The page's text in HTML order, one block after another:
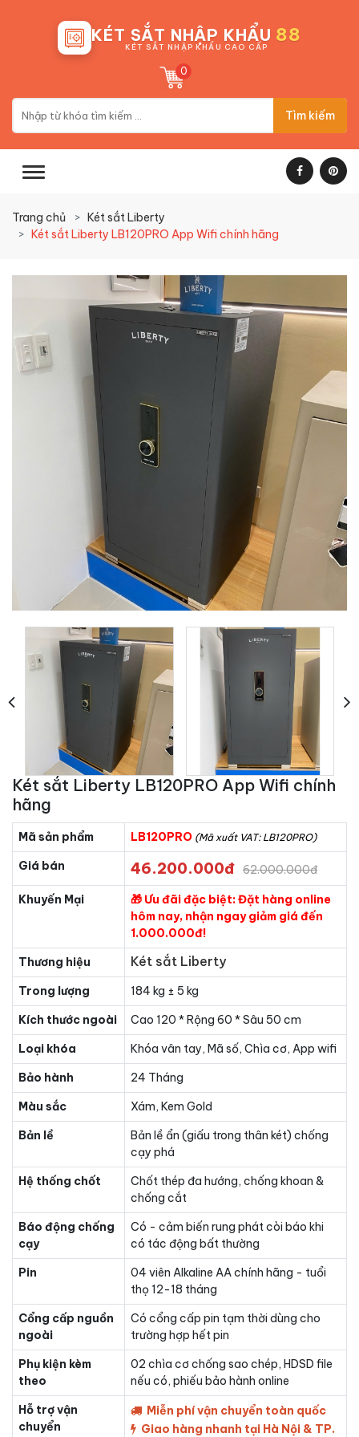
KÉT SẮT NHẬP KHẨU 88
KÉT SẮT NHẬP KHẨU CAO CẤP
0
Tìm kiếm
Trang chủ
Két sắt Liberty
Két sắt Liberty LB120PRO App Wifi chính hãng
Két sắt Liberty LB120PRO App Wifi chính
hãng
Mã sản phẩm LB120PRO (Mã xuất VAT: LB120PRO)
Giá bán 46.200.000đ 62.000.000đ
Khuyến Mại
🎁 Ưu đãi đặc biệt: Đặt hàng online
hôm nay, nhận ngay giảm giá đến
1.000.000đ!
Thương hiệu
Két sắt Liberty
Trong lượng
184 kg ± 5 kg
Kích thước ngoài
Cao 120 * Rộng 60 * Sâu 50 cm
Loại khóa
Khóa vân tay, Mã số, Chìa cơ, App wifi
Bảo hành
24 Tháng
Màu sắc
Xám, Kem Gold
Bản lề
Bản lề ẩn (giấu trong thân két) chống
cạy phá
Hệ thống chốt
Chốt thép đa hướng, chống khoan &
chống cắt
Báo động chống
cạy
Có - cảm biến rung phát còi báo khi
có tác động bất thường
Pin
04 viên Alkaline AA chính hãng - tuổi
thọ 12-18 tháng
Cổng cấp nguồn
ngoài
Có cổng cấp pin tạm thời dùng cho
trường hợp hết pin
Phụ kiện kèm
theo
02 chìa cơ chống sao chép, HDSD file
nếu có, phiếu bảo hành online
Hỗ trợ vận
chuyển
Miễn phí vận chuyển toàn quốc
Giao hàng nhanh tại Hà Nội & TP.